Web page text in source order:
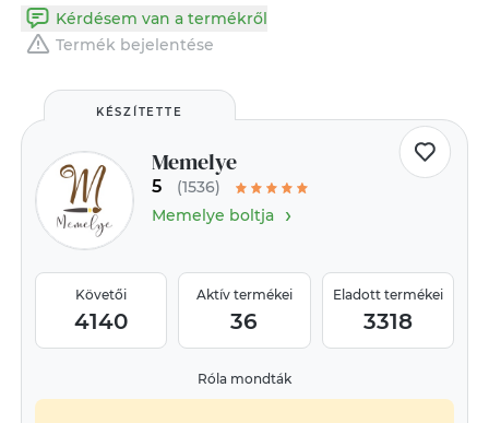
Kérdésem van a termékről
Termék bejelentése
KÉSZÍTETTE
Memelye
5
(1536)
Memelye boltja›
Követői
4140
Aktív termékei
36
Eladott termékei
3318
Róla mondták